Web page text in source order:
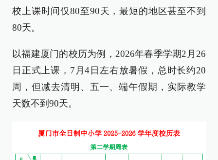
校上课时间仅80至90天，最短的地区甚至不到
80天。
以福建厦门的校历为例，2026年春季学期2月26
日正式上课，7月4日左右放暑假，总时长约20
周，但减去清明、五一、端午假期，实际教学
天数不到90天。